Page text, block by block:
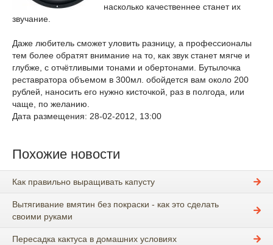
насколько качественнее станет их
звучание.
Даже любитель сможет уловить разницу, а профессионалы
тем более обратят внимание на то, как звук станет мягче и
глубже, с отчётливыми тонами и обертонами. Бутылочка
реставратора объемом в 300мл. обойдется вам около 200
рублей, наносить его нужно кисточкой, раз в полгода, или
чаще, по желанию.
Дата размещения: 28-02-2012, 13:00
Похожие новости
Как правильно выращивать капусту
Вытягивание вмятин без покраски - как это сделать
своими руками
Пересадка кактуса в домашних условиях